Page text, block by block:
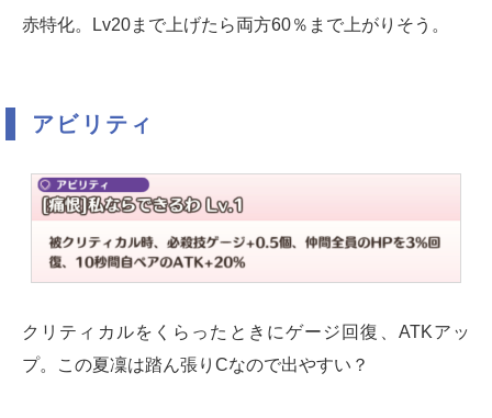
赤特化。Lv20まで上げたら両方60％まで上がりそう。
アビリティ
クリティカルをくらったときにゲージ回復、ATKアッ
プ。この夏凜は踏ん張りCなので出やすい？